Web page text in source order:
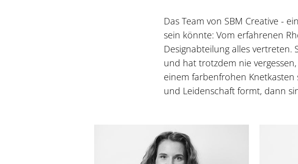
Das Team von SBM Creative -
sein könnte: Vom erfahrenen
Designabteilung alles vertreten.
und hat trotzdem nie
einem farbenfrohen
und Leidenschaft formt, dann